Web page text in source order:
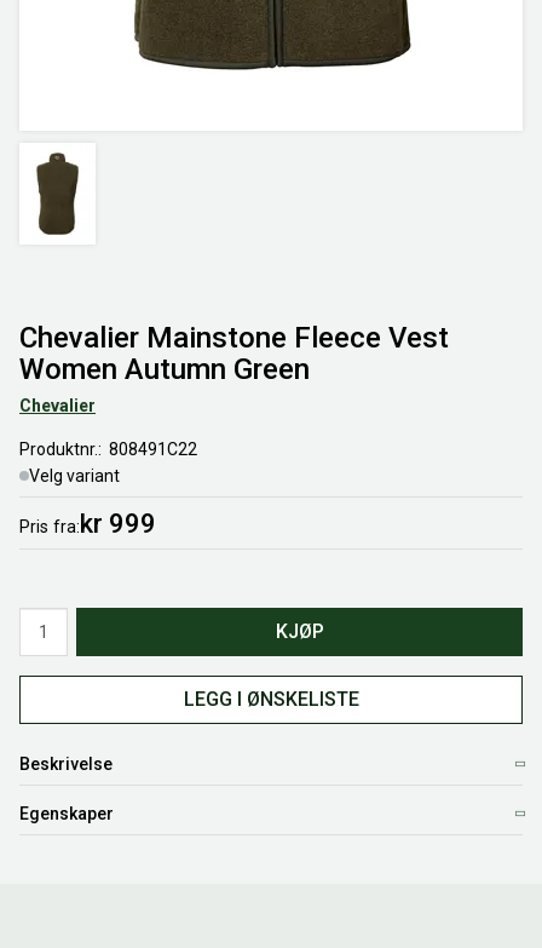
Chevalier Mainstone Fleece Vest
Women Autumn Green
Chevalier
Produktnr.
808491C22
Velg variant
Pris fra kr 999
KJØP
LEGG I ØNSKELISTE
Beskrivelse
Egenskaper